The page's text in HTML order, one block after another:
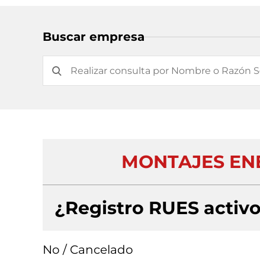
Buscar empresa
MONTAJES
¿Registro RUES
No / Cancelado